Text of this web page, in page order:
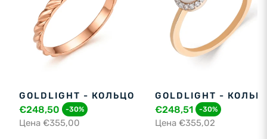
GOLDLIGHT - КОЛЬЦО
€248,50 -30%
Цена €355,00
GOLDLIGHT -
€248,51 -30%
Цена €355,02